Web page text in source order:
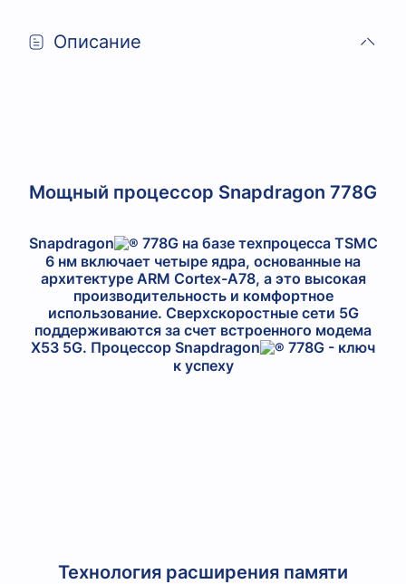
Описание
Мощный процессор Snapdragon 778G
Snapdragon
778G на базе техпроцесса TSMC
6 нм включает четыре ядра, основанные на
архитектуре ARM Cortex-A78, а это высокая
производительность и комфортное
использование. Сверхскоростные сети 5G
поддерживаются за счет встроенного модема
X53 5G. Процессор Snapdragon
778G - ключ
к успеху
Технология расширения памяти